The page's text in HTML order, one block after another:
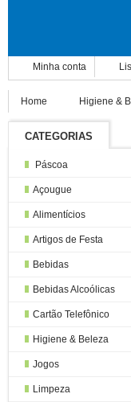
Minha conta
Home Higiene &
CATEGORIAS
Páscoa
Açougue
Alimentícios
Artigos de Festa
Bebidas
Bebidas Alcoólicas
Cartão Telefônico
Higiene & Beleza
Jogos
Limpeza